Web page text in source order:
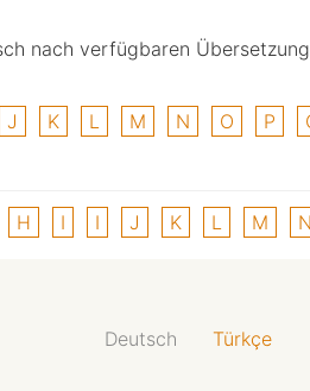
nach verfügbaren
J K L M N O P
H I I J K L M N
Deutsch Türkçe